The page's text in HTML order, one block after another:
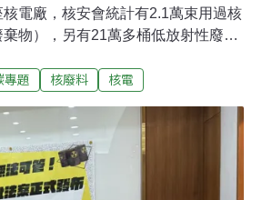
電廠，核安會統計有2.1萬束用過核
物），另有21萬多桶低放射性廢棄
公室，首位辦公室主任由政大創新國
苓出任。她非核工背景，將如何拆解
旬，杜文苓接受《環境資訊中心》
室的未來藍圖，以及台灣「非核家
步。如何做一場跨越百萬年的社會溝
專題 核廢料 核電